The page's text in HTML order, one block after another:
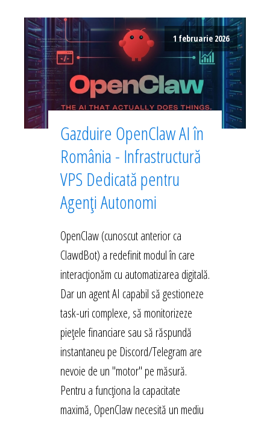
1 februarie 2026
Gazduire OpenClaw AI în
România - Infrastructură
VPS Dedicată pentru
Agenți Autonomi
OpenClaw (cunoscut anterior ca
ClawdBot) a redefinit modul în care
interacționăm cu automatizarea digitală.
Dar un agent AI capabil să gestioneze
task-uri complexe, să monitorizeze
piețele financiare sau să răspundă
instantaneu pe Discord/Telegram are
nevoie de un "motor" pe măsură.
Pentru a funcționa la capacitate
maximă, OpenClaw necesită un mediu